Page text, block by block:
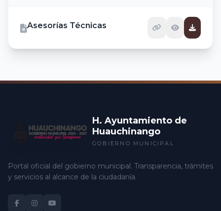
Asesorías Técnicas
H. Ayuntamiento de
Huauchinango
GOBIERNO MUNICIPAL
Portal oficial del gobierno municipal. Transparencia, trámites
y servicios al alcance de la ciudadanía.